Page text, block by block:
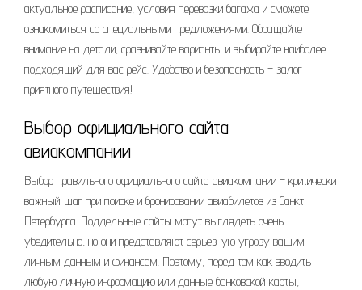
актуальное расписание, условия перевозки багажа и сможете
ознакомиться со специальными предложениями. Обращайте
внимание на детали, сравнивайте варианты и выбирайте наиболее
подходящий для вас рейс. Удобство и безопасность – залог
приятного путешествия!
Выбор официального сайта
авиакомпании
Выбор правильного официального сайта авиакомпании – критически
важный шаг при поиске и бронировании авиабилетов из Санкт-
Петербурга. Поддельные сайты могут выглядеть очень
убедительно, но они представляют серьезную угрозу вашим
личным данным и финансам. Поэтому, перед тем как вводить
любую личную информацию или данные банковской карты,